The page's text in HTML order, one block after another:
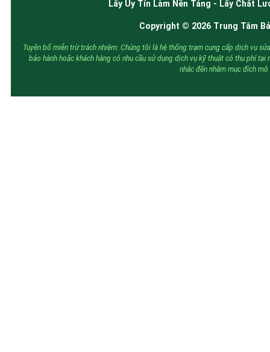
Lấy Uy Tín Làm Nền Tảng - Lấy Chất
Copyright © 2026 Trung Tâm
Tuyên bố miễn trừ trách nhiệm: Chúng tôi là hệ thống trạm cung cấp dịch vụ
bảo hành hoặc khách hàng có nhu cầu sử dụng dịch vụ kỹ thuật có thu phí
nhắc đến nhằm mục đích